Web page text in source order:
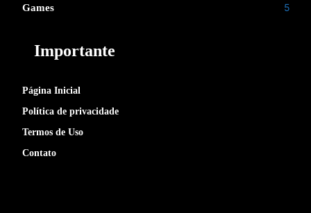
Games 5
Importante
Página Inicial
Política de privacidade
Termos de Uso
Contato